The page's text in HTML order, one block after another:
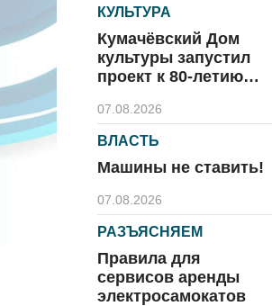
КУЛЬТУРА
Кумачёвский Дом
культуры запустил
проект к 80-летию
07.08.2026
ВЛАСТЬ
Машины не ставить!
07.08.2026
РАЗЪЯСНЯЕМ
Правила для
сервисов аренды
электросамокатов